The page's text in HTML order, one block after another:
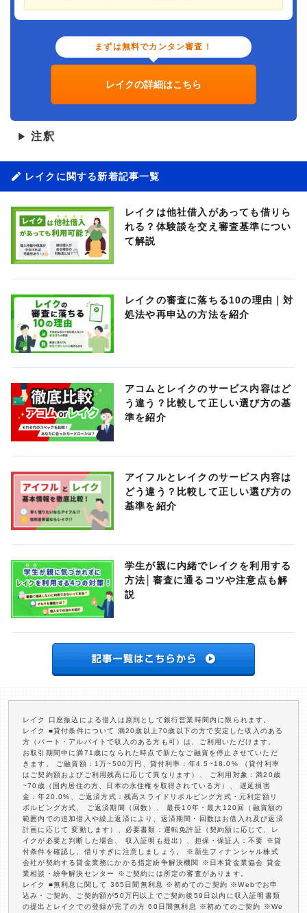
まずは無料でカンタン審査！
レイクの詳細はこちら
▶ 注釈
レイクに関する新着記事一覧
レイクは他社借入があっても借りら
れる？体験談を交え審査基準につい
て解説
レイクの審査に落ちる10の理由｜対
処法や再申込の方法を紹介
アコムとレイクのサービス内容はど
う違う？比較して正しい選び方の基
準を紹介
アイフルとレイクのサービス内容は
どう違う？比較して正しい選び方の
基準を紹介
学生が親に内緒でレイクを利用する
方法│審査に通るコツや注意点も解
説
レイク 口座振込による借入は原則として銀行営業時間内に限られます。
レイク ■貸付条件について 満20歳以上70歳以下の方で安定した収入のある
方（パート・アルバイトで収入のある方も可）は、ご利用いただけます。
お取引期間中に満71歳になられた時点で新たなご融資を停止させていただ
きます。 ご融資額：1万~500万円、貸付利率：年4.5~18.0% （貸付利率
はご契約額およびご利用残高に応じて異なります）、 ご利用対象：満20歳
~70歳（国内居住の方、日本の永住権を取得されている方）、 遅延損害
金：年20.0%、ご返済方式：残高スライドリボルビング方式・元利定額リ
ボルビング方式、 ご返済期間（回数）、 最長10年・最大120回（融資額の
範囲内での追加借入や繰上返済により、返済期間・回数はお借入れ及び返済
計画に応じて 変動します）、必要書類：運転免許証（契約額に応じて、レ
イクが必要と判断した場合、 収入証明も提出）、担保・保証人：不要 ※貸
付条件を確認し、借りすぎに注意しましょう。 ※新生フィナンシャル株式
会社が契約する貸金業務にかかる指定紛争解決機関 ※日本貸金業協会 貸金
業相談・紛争解決センター ※ご契約には所定の審査があります。
レイク ■無利息に関して 365日間無利息 ※初めてのご契約 ※Webでお申
込み・ご契約、ご契約額が50万円以上でご契約後59日以内に収入証明書類
の提出とレイクでの登録が完了の方 60日間無利息 ※初めてのご契約 ※We